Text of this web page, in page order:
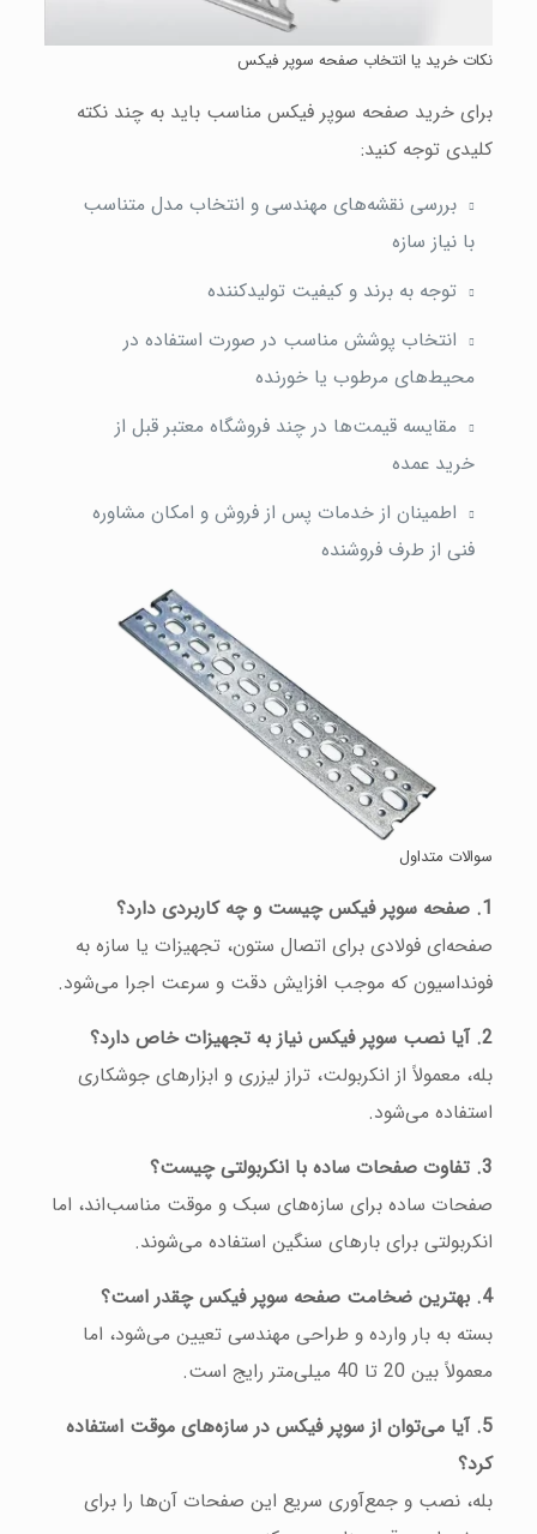
نکات خرید یا انتخاب صفحه سوپر فیکس
برای خرید صفحه سوپر فیکس مناسب باید به چند نکته
کلیدی توجه کنید:
بررسی نقشه‌های مهندسی و انتخاب مدل متناسب
با نیاز سازه
توجه به برند و کیفیت تولیدکننده
انتخاب پوشش مناسب در صورت استفاده در
محیط‌های مرطوب یا خورنده
مقایسه قیمت‌ها در چند فروشگاه معتبر قبل از
خرید عمده
اطمینان از خدمات پس از فروش و امکان مشاوره
فنی از طرف فروشنده
سوالات متداول
1. صفحه سوپر فیکس چیست و چه کاربردی دارد؟
صفحه‌ای فولادی برای اتصال ستون، تجهیزات یا سازه به
فونداسیون که موجب افزایش دقت و سرعت اجرا می‌شود.
2. آیا نصب سوپر فیکس نیاز به تجهیزات خاص دارد؟
بله، معمولاً از انکربولت، تراز لیزری و ابزارهای جوشکاری
استفاده می‌شود.
3. تفاوت صفحات ساده با انکربولتی چیست؟
صفحات ساده برای سازه‌های سبک و موقت مناسب‌اند، اما
انکربولتی برای بارهای سنگین استفاده می‌شوند.
4. بهترین ضخامت صفحه سوپر فیکس چقدر است؟
بسته به بار وارده و طراحی مهندسی تعیین می‌شود، اما
معمولاً بین 20 تا 40 میلی‌متر رایج است.
5. آیا می‌توان از سوپر فیکس در سازه‌های موقت استفاده
کرد؟
بله، نصب و جمع‌آوری سریع این صفحات آن‌ها را برای